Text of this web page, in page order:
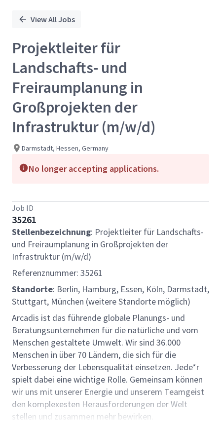
View All Jobs
Projektleiter für
Landschafts- und
Freiraumplanung in
Großprojekten der
Infrastruktur (m/w/d)
Darmstadt, Hessen, Germany
No longer accepting applications.
Job ID
35261
Stellenbezeichnung: Projektleiter für Landschafts-
und Freiraumplanung in Großprojekten der
Infrastruktur (m/w/d)
Referenznummer: 35261
Standorte: Berlin, Hamburg, Essen, Köln, Darmstadt,
Stuttgart, München (weitere Standorte möglich)
Arcadis ist das führende globale Planungs- und
Beratungsunternehmen für die natürliche und vom
Menschen gestaltete Umwelt. Wir sind 36.000
Menschen in über 70 Ländern, die sich für die
Verbesserung der Lebensqualität einsetzen. Jede*r
spielt dabei eine wichtige Rolle. Gemeinsam können
wir uns mit unserer Energie und unserem Teamgeist
den komplexesten Herausforderungen der Welt
stellen und zusammen mehr bewirken.